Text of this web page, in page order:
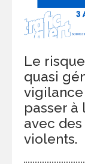
Le
quasi
passer à
avec
violents.